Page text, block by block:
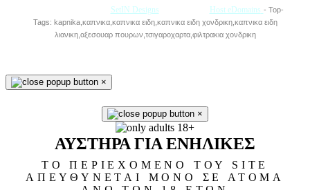
SetIN Designs Host eDomains - Top-
Tags: kapnika,καπνικα,καπνικα ειδη,καπνικα ειδη χονδρικη,καπνικα ειδη
λιανικη,αξεσουαρ πουρων,τσιγαροχαρτα,φιλτρακια χονδρικη
×
×
ΑΥΣΤΗΡΑ ΓΙΑ ΕΝΗΛΙΚΕΣ
ΤΟ ΠΕΡΙΕΧΟΜΕΝΟ ΤΟΥ SITE
ΑΠΕΥΘΥΝΕΤΑΙ ΜΟΝΟ ΣΕ ΑΤΟΜΑ